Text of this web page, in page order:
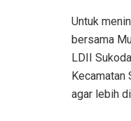
Untuk
bersama
LDII
Kecamatan
agar lebih